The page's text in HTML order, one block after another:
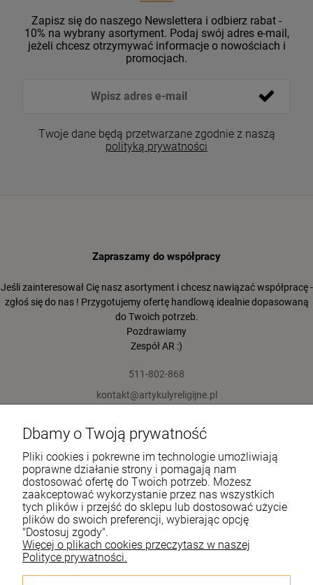
Zapisz się do naszego Newslettera i odbierz rabat -
10% na wybrany asortyment. Podaj swój adres e-mail,
jeżeli chcesz otrzymywać informacje o nowościach i
promocjach.
Twoje dane będą przetwarzane zgodnie z naszą
polityką prywatności
Zapraszamy do współpracy
Jeśli zainteresował Cię nasz asortyment i chcesz nawiązać współpracę -
zgłoś się do nas ! Przygotujemy ofertę handlową idealnie dopasowaną
do Twoich potrzeb.
Pozdrawiamy
Zespół AR :)
511-802-868
kontakt@artykulyreligijne.pl
Pomoc
Moje konto
Płatności i dostawa
Informacje
O nas
Dbamy o Twoją prywatność
Pliki cookies i pokrewne im technologie umożliwiają
poprawne działanie strony i pomagają nam
dostosować ofertę do Twoich potrzeb. Możesz
zaakceptować wykorzystanie przez nas wszystkich
tych plików i przejść do sklepu lub dostosować użycie
plików do swoich preferencji, wybierając opcję
"Dostosuj zgody".
Więcej o plikach cookies przeczytasz w naszej
Polityce prywatności.